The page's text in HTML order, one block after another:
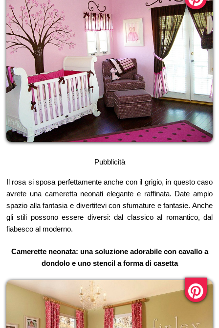
Pubblicità
Il rosa si sposa perfettamente anche con il grigio, in questo caso
avrete una cameretta neonati elegante e raffinata. Date ampio
spazio alla fantasia e divertitevi con sfumature e fantasie. Anche
gli stili possono essere diversi: dal classico al romantico, dal
fiabesco al moderno.
Camerette neonata: una soluzione adorabile con cavallo a
dondolo e uno stencil a forma di casetta